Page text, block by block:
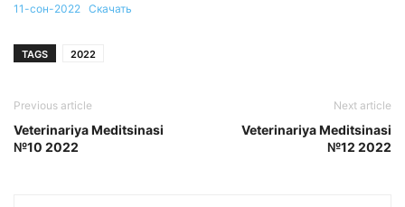
11-сон-2022 Скачать
TAGS 2022
Previous article
Veterinariya Meditsinasi
№10 2022
Next article
Veterinariya Meditsinasi
№12 2022